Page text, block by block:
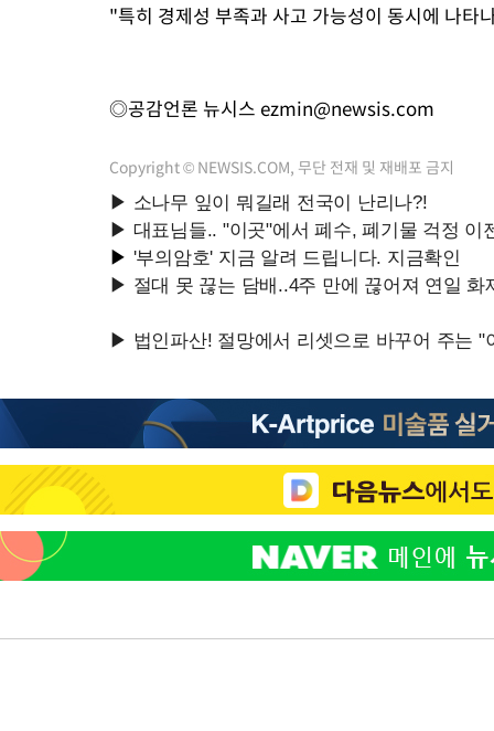
"특히 경제성 부족과 사고 가능성이 동시에 나
◎공감언론 뉴시스 ezmin@newsis.com
Copyright © NEWSIS.COM, 무단 전재 및 재배포 금지